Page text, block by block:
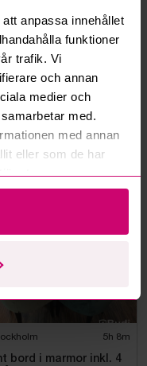
anpassa innehållet
funktioner
trafik. Vi
och annan
medier och
med.
med annan
eller som de har
svar
5h 8m
bord i marmor inkl. 4